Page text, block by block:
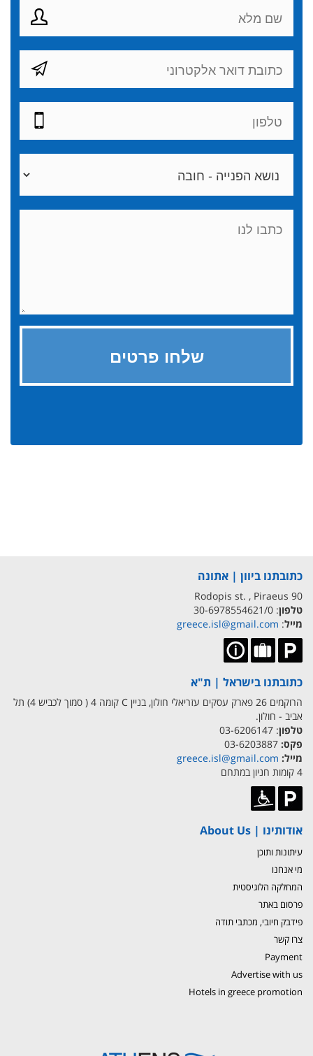
כתובתנו ביוון | אתונה
90 Rodopis st. , Piraeus
טלפון: 30-6978554621/0
מייל:
greece.isl@gmail.com
כתובתנו בישראל | ת"א
הרוקמים 26 פארק עסקים עזריאלי חולון, בניין C קומה 4 ( סמוך לכביש 4) תל
אביב - חולון.
טלפון: 03-6206147
פקס:
מייל: greece.isl@gmail.com
4 קומות חניון במתחם
אודותינו | About Us
עיתונות ותוכן
מי אנחנו
המחלקה הלוגיסטית
פרסום באתר
פידבק חיובי, מכתבי תודה
צרו קשר
Payment
Advertise with us
Hotels in greece promotion